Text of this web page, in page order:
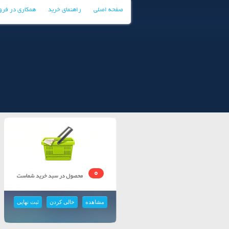
صفحه اصلی راهنمای خرید همکاری در
0
مشاهده خالی کردن ثبت نهایی